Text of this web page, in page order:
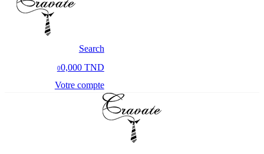
Search
00,000 TND
Votre compte